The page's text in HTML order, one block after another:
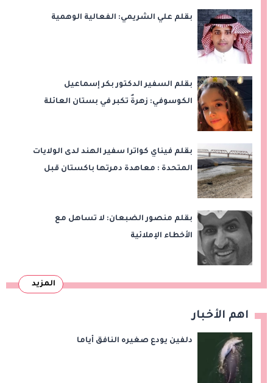
بقلم علي الشريمي: الفعالية الوهمية
بقلم السفير الدكتور بكر إسماعيل
الكوسوفي: زهرةٌ تكبر في بستان العائلة
بقلم فيناي كواترا سفير الهند لدى الولايات
المتحدة : معاهدة دمرتها باكستان قبل
بقلم منصور الضبعان: لا تساهل مع
الأخطاء الإملائية
المزيد
اهم الأخبار
دلفين يودع صغيره النافق أياما